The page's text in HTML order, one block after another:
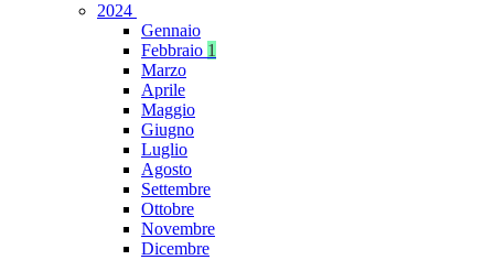
2024
Gennaio
Febbraio 1
Marzo
Aprile
Maggio
Giugno
Luglio
Agosto
Settembre
Ottobre
Novembre
Dicembre